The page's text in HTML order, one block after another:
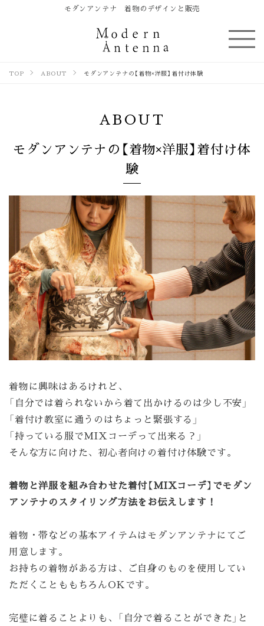
モダンアンテナ 着物のデザインと販売
TOP ABOUT モダンアンテナの【着物×洋服】着付け体験
ABOUT
モダンアンテナの【着物×洋服】着付け体
験
着物に興味はあるけれど、
「自分では着られないから着て出かけるのは少し不安」
「着付け教室に通うのはちょっと緊張する」
「持っている服でMIXコーデって出来る？」
そんな方に向けた、初心者向けの着付け体験です。
着物と洋服を組み合わせた着付【MIXコーデ】でモダン
アンテナのスタイリング方法をお伝えします！
着物・帯などの基本アイテムはモダンアンテナにてご
用意します。
お持ちの着物がある方は、ご自身のものを使用してい
ただくことももちろんOKです。
完璧に着ることよりも、「自分で着ることができた」と